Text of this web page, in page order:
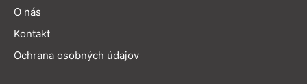
O nás
Kontakt
Ochrana osobných údajov